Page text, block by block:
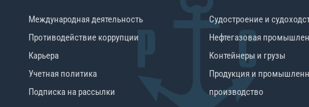
Международная деятельность
Противодействие коррупции
Карьера
Учетная политика
Подписка на рассылки
Судостроение и
Нефтегазовая
Контейнеры и грузы
Продукция и
производство